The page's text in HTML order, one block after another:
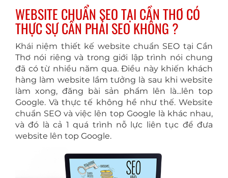
WEBSITE CHUẨN SEO TẠI CẦN THƠ CÓ
THỰC SỰ CẦN PHẢI SEO KHÔNG ?
Khái niệm thiết kế website chuẩn SEO tại Cần
Thơ nói riêng và trong giới lập trình nói chung
đã có từ nhiều năm qua. Điều này khiến khách
hàng làm website lầm tưởng là sau khi website
làm xong, đăng bài sản phẩm lên là...lên top
Google. Và thực tế không hề như thế. Website
chuẩn SEO và việc lên top Google là khác nhau,
và đó là cả 1 quá trình nỗ lực liên tục để đưa
website lên top Google.